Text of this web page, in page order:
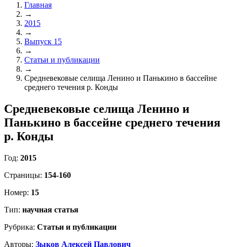
Главная
→
2015
→
Выпуск 15
→
Статьи и публикации
→
Средневековые селища Ленино и Панькино в бассейне
среднего течения р. Конды
Средневековые селища Ленино и
Панькино в бассейне среднего течения
р. Конды
Год: 2015
Страницы: 154-160
Номер: 15
Тип: научная статья
Рубрика: Статьи и публикации
Авторы: Зыков Алексей Павлович